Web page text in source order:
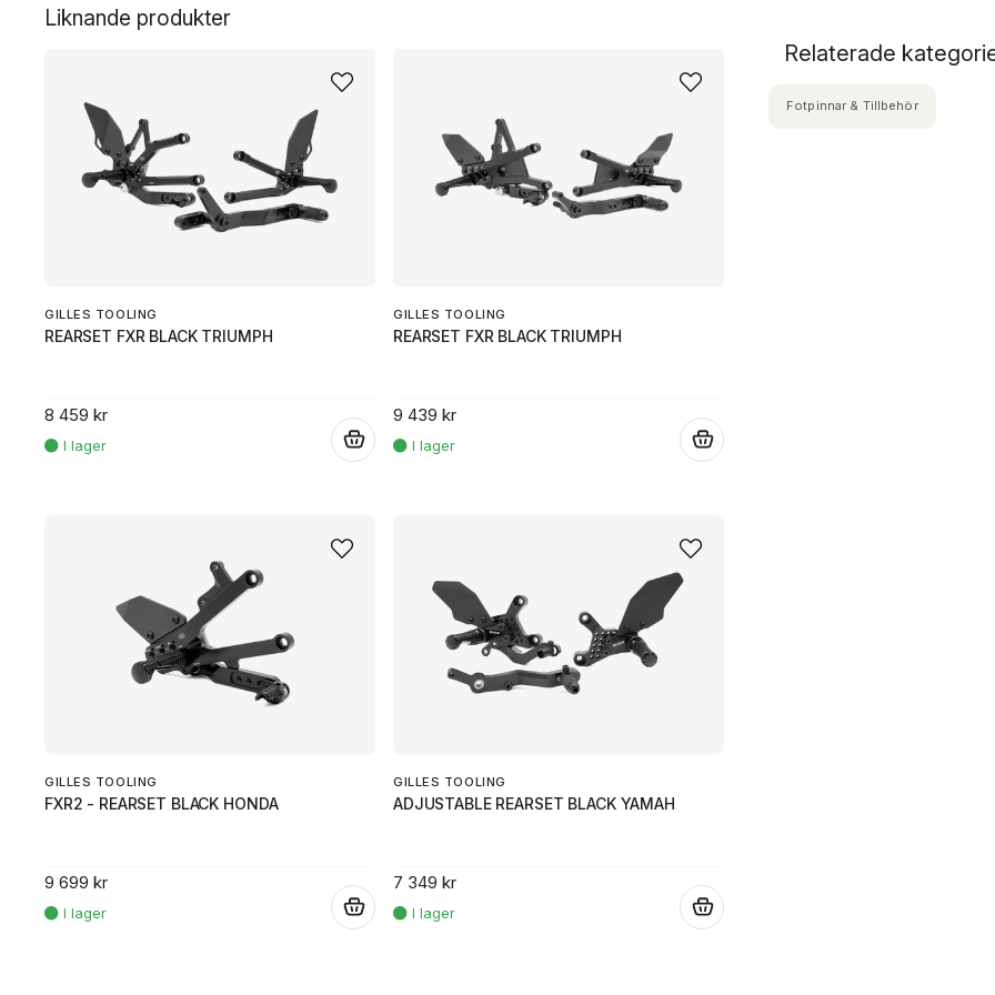
Liknande produkter
GILLES TOOLING
REARSET FXR BLACK TRIUMPH
8 459 kr
GILLES TOOLING
REARSET FXR BLACK TRIUMPH
9 439 kr
GILLES TOOLING
FXR2 - REARSET BLACK HONDA
9 699 kr
GILLES TOOLING
ADJUSTABLE REARSET BLACK YAMAH
7 349 kr
Relaterade
Fotpinnar & Tillbehör